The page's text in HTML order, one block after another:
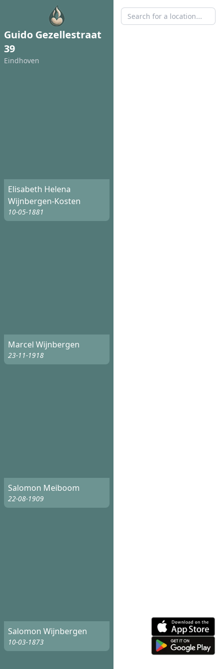
Guido Gezellestraat
39
Eindhoven
Elisabeth Helena
Wijnbergen-Kosten
10-05-1881
Marcel Wijnbergen
23-11-1918
Salomon Meiboom
22-08-1909
Salomon Wijnbergen
10-03-1873